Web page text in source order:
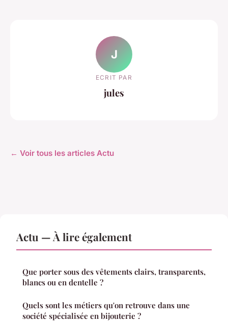
J
ECRIT PAR
jules
← Voir tous les articles Actu
Actu — À lire également
Que porter sous des vêtements clairs, transparents,
blancs ou en dentelle ?
Quels sont les métiers qu'on retrouve dans une
société spécialisée en bijouterie ?